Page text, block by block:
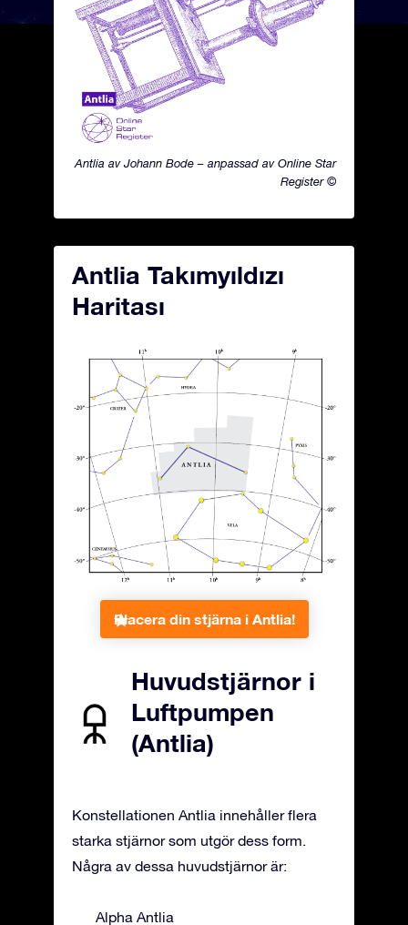
Antlia av Johann Bode – anpassad av Online Star
Register ©
Antlia Takımyıldızı
Haritası
Placera din stjärna i Antlia!
Huvudstjärnor i
Luftpumpen
(Antlia)
Konstellationen Antlia innehåller flera
starka stjärnor som utgör dess form.
Några av dessa huvudstjärnor är:
Alpha Antlia